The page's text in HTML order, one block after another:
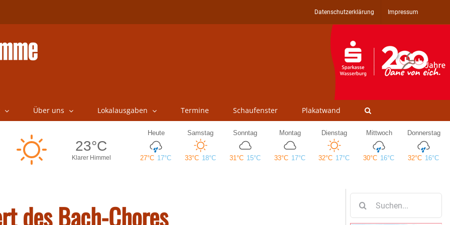
Datenschutzerklärung Impressum
Über uns Lokalausgaben Termine Schaufenster Plakatwand
des Bach-Chores
nach: